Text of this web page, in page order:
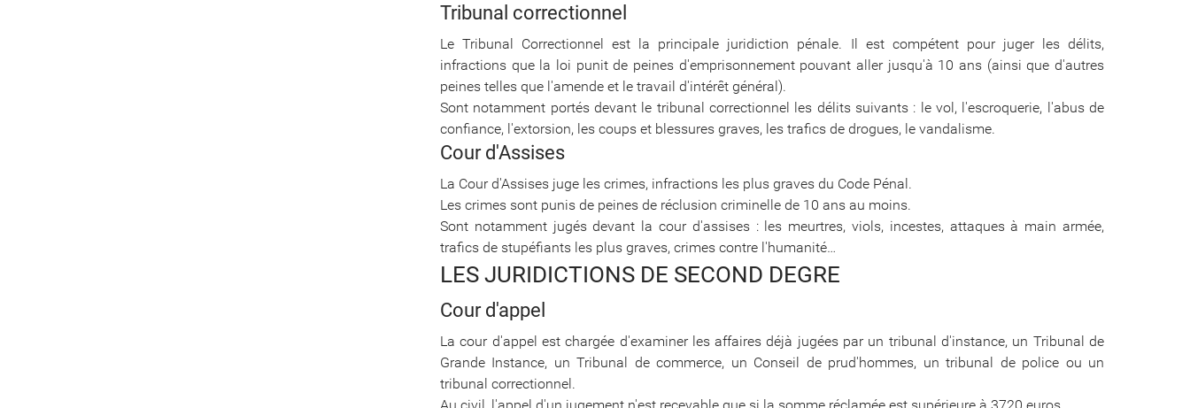
Tribunal correctionnel
Le Tribunal Correctionnel est la principale juridiction pénale. Il est compétent pour juger les délits,
infractions que la loi punit de peines d'emprisonnement pouvant aller jusqu'à 10 ans (ainsi que d'autres
peines telles que l'amende et le travail d'intérêt général).
Sont notamment portés devant le tribunal correctionnel les délits suivants : le vol, l'escroquerie, l'abus de
confiance, l'extorsion, les coups et blessures graves, les trafics de drogues, le vandalisme.
Cour d'Assises
La Cour d'Assises juge les crimes, infractions les plus graves du Code Pénal.
Les crimes sont punis de peines de réclusion criminelle de 10 ans au moins.
Sont notamment jugés devant la cour d'assises : les meurtres, viols, incestes, attaques à main armée,
trafics de stupéfiants les plus graves, crimes contre l'humanité…
LES JURIDICTIONS DE SECOND DEGRE
Cour d'appel
La cour d'appel est chargée d'examiner les affaires déjà jugées par un tribunal d'instance, un Tribunal de
Grande Instance, un Tribunal de commerce, un Conseil de prud'hommes, un tribunal de police ou un
tribunal correctionnel.